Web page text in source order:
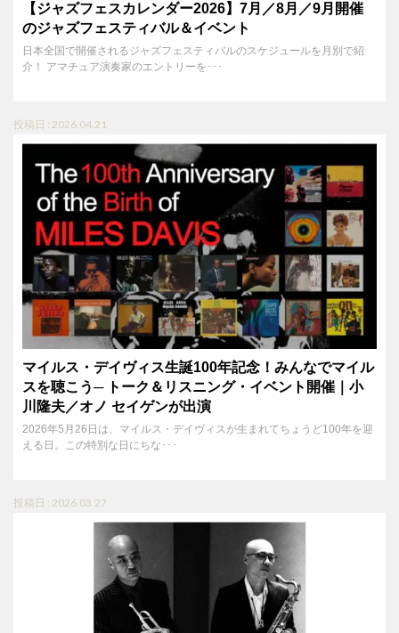
【ジャズフェスカレンダー2026】7月／8月／9月開催
のジャズフェスティバル＆イベント
日本全国で開催されるジャズフェスティバルのスケジュールを月別で紹
介！ アマチュア演奏家のエントリーを･･･
投稿日 : 2026.04.21
マイルス・デイヴィス生誕100年記念！みんなでマイル
スを聴こう─ トーク＆リスニング・イベント開催｜小
川隆夫／オノ セイゲンが出演
2026年5月26日は、マイルス・デイヴィスが生まれてちょうど100年を迎
える日。この特別な日にちな･･･
投稿日 : 2026.03.27